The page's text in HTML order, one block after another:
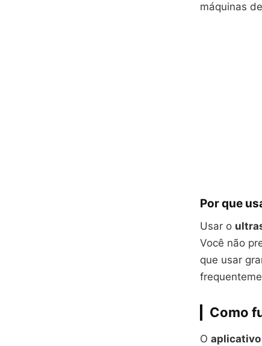
máquinas de
Por que
Usar o
Você não
que usar
Como
O